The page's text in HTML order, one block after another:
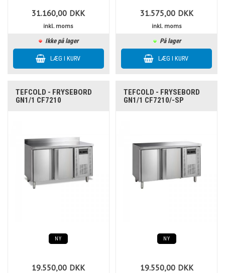
31.160,00 DKK
inkl. moms
Ikke på lager
31.575,00 DKK
inkl. moms
På lager
TEFCOLD - FRYSEBORD
GN1/1 CF7210
NY
19.550,00 DKK
TEFCOLD - FRYSEBORD
GN1/1 CF7210/-SP
NY
19.550,00 DKK